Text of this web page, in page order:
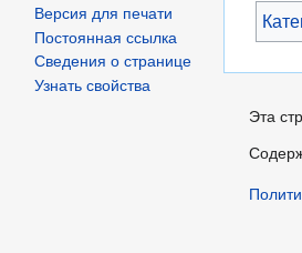
Версия для печати
Постоянная ссылка
Сведения о странице
Узнать свойства
Эта